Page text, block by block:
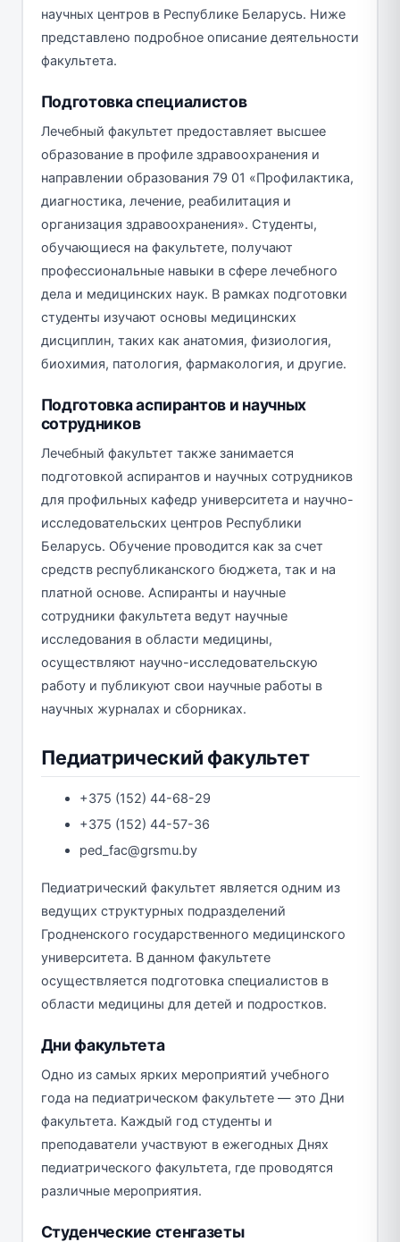
научных центров в Республике Беларусь. Ниже
представлено подробное описание деятельности
факультета.
Подготовка специалистов
Лечебный факультет предоставляет высшее
образование в профиле здравоохранения и
направлении образования 79 01 «Профилактика,
диагностика, лечение, реабилитация и
организация здравоохранения». Студенты,
обучающиеся на факультете, получают
профессиональные навыки в сфере лечебного
дела и медицинских наук. В рамках подготовки
студенты изучают основы медицинских
дисциплин, таких как анатомия, физиология,
биохимия, патология, фармакология, и другие.
Подготовка аспирантов и научных
сотрудников
Лечебный факультет также занимается
подготовкой аспирантов и научных сотрудников
для профильных кафедр университета и научно-
исследовательских центров Республики
Беларусь. Обучение проводится как за счет
средств республиканского бюджета, так и на
платной основе. Аспиранты и научные
сотрудники факультета ведут научные
исследования в области медицины,
осуществляют научно-исследовательскую
работу и публикуют свои научные работы в
научных журналах и сборниках.
Педиатрический факультет
+375 (152) 44-68-29
+375 (152) 44-57-36
ped_fac@grsmu.by
Педиатрический факультет является одним из
ведущих структурных подразделений
Гродненского государственного медицинского
университета. В данном факультете
осуществляется подготовка специалистов в
области медицины для детей и подростков.
Дни факультета
Одно из самых ярких мероприятий учебного
года на педиатрическом факультете — это Дни
факультета. Каждый год студенты и
преподаватели участвуют в ежегодных Днях
педиатрического факультета, где проводятся
различные мероприятия.
Студенческие стенгазеты